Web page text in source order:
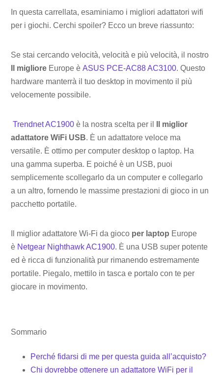
In questa carrellata, esaminiamo i migliori adattatori wifi
per i giochi. Cerchi spoiler? Ecco un breve riassunto:
Se stai cercando velocità, velocità e più velocità, il nostro
Il migliore Europe èASUS PCE-AC88 AC3100. Questo
hardware manterrà il tuo desktop in movimento il più
velocemente possibile.
Trendnet AC1900 è la nostra scelta per il
Il miglior
adattatore WiFi USB. È un adattatore veloce ma
versatile. È ottimo per computer desktop o laptop. Ha
una gamma superba. E poiché è un USB, puoi
semplicemente scollegarlo da un computer e collegarlo
a un altro, fornendo le massime prestazioni di gioco in un
pacchetto portatile.
Il miglior adattatore Wi-Fi da gioco per laptop Europe
è Netgear Nighthawk AC1900. È una USB super potente
ed è ricca di funzionalità pur rimanendo estremamente
portatile. Piegalo, mettilo in tasca e portalo con te per
giocare in movimento.
Sommario
Perché fidarsi di me per questa guida all’acquisto?
Chi dovrebbe ottenere un adattatore WiFi per il